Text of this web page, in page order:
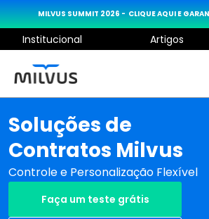
MILVUS SUMMIT 2026 -  CLIQUE AQUI E
Institucional Artigos
Soluções de
Contratos Milvus
Controle e Personalização Flexível
Faça um teste grátis